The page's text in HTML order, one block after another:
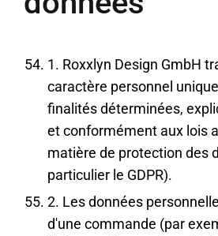
1. Roxxlyn Design GmbH
caractère personnel
finalités déterminées,
et conformément aux lois
matière de protection des
particulier le GDPR).
2. Les données
d'une commande (par